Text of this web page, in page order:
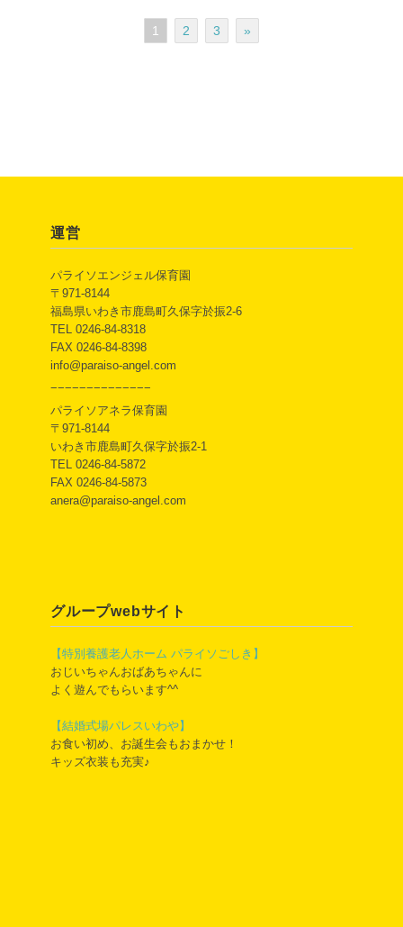
1 2 3 »
運営
パライソエンジェル保育園
〒971-8144
福島県いわき市鹿島町久保字於振2-6
TEL 0246-84-8318
FAX 0246-84-8398
info@paraiso-angel.com
−−−−−−−−−−−−−−
パライソアネラ保育園
〒971-8144
いわき市鹿島町久保字於振2-1
TEL 0246-84-5872
FAX 0246-84-5873
anera@paraiso-angel.com
グループwebサイト
【特別養護老人ホーム パライソごしき】
おじいちゃんおばあちゃんに
よく遊んでもらいます^^
【結婚式場パレスいわや】
お食い初め、お誕生会もおまかせ！
キッズ衣装も充実♪